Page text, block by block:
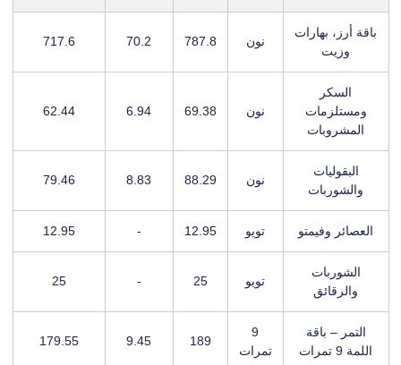
باقة أرز، بهارات
وزيت
نون 787.8
70.2
717.6
السكر
ومستلزمات
المشروبات
نون 69.38
6.94
62.44
البقوليات
والشوربات
نون 88.29
8.83
79.46
العصائر وفيمتو تويو 12.95
-
12.95
الشوربات
والرقائق
تويو 25
-
25
التمر – باقة
اللمة 9 تمرات
9
تمرات
189
9.45
179.55